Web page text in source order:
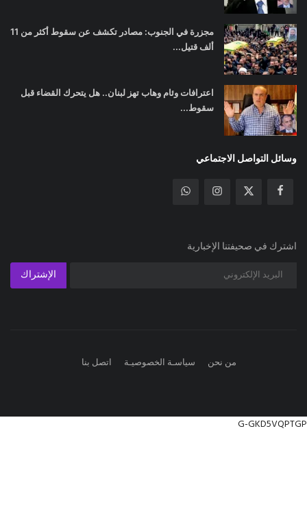
مجزرة في الجنوب: مصادر تكشف عن سقوط أكثر من 11
ألف قتيل...
اعترافات وئام وهاب تهز لبنان.. هل يتحرك القضاء قبل
سقوط...
وسائل التواصل الاجتماعي
اشترك في صحيفتنا الإخبارية
الإشتراك
من نحن سياسـة الخصوصيـة اتصل بنا
G-GKD5VQPTGP